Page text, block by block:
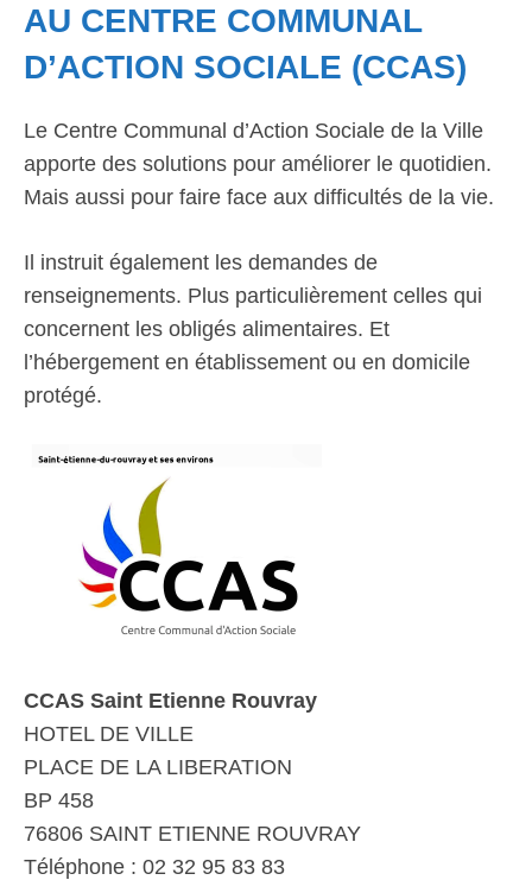
AU CENTRE COMMUNAL
D’ACTION SOCIALE (CCAS)
Le Centre Communal d’Action Sociale de la Ville
apporte des solutions pour améliorer le quotidien.
Mais aussi pour faire face aux difficultés de la vie.
Il instruit également les demandes de
renseignements. Plus particulièrement celles qui
concernent les obligés alimentaires. Et
l’hébergement en établissement ou en domicile
protégé.
CCAS Saint Etienne Rouvray
HOTEL DE VILLE
PLACE DE LA LIBERATION
BP 458
76806 SAINT ETIENNE ROUVRAY
Téléphone : 02 32 95 83 83